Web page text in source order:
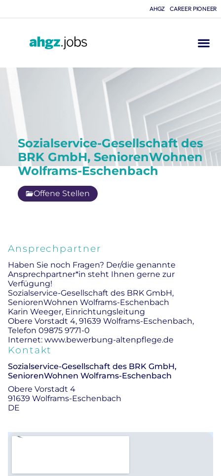
AHGZ CAREER PIONEER
Sozialservice-Gesellschaft des
BRK GmbH, SeniorenWohnen
Wolframs-Eschenbach
Offene Stellen
Ansprechpartner
Haben Sie noch Fragen? Der/die genannte
Ansprechpartner*in steht Ihnen gerne zur
Verfügung!
Sozialservice-Gesellschaft des BRK GmbH,
SeniorenWohnen Wolframs-Eschenbach
Karin Weeger, Einrichtungsleitung
Obere Vorstadt 4, 91639 Wolframs-Eschenbach,
Telefon 09875 9771-0
Internet: www.bewerbung-altenpflege.de
Kontakt
Sozialservice-Gesellschaft des BRK GmbH,
SeniorenWohnen Wolframs-Eschenbach
Obere Vorstadt 4
91639 Wolframs-Eschenbach
DE